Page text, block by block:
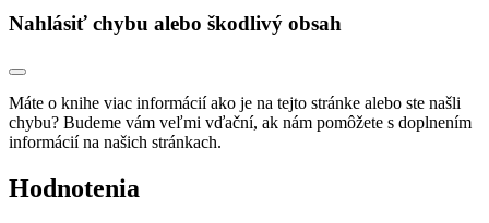
Nahlásiť chybu alebo škodlivý obsah
Máte o knihe viac informácií ako je na tejto stránke alebo ste našli
chybu? Budeme vám veľmi vďační, ak nám pomôžete s doplnením
informácií na našich stránkach.
Hodnotenia